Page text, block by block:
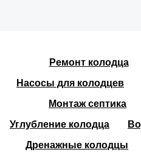
Ремонт колодца
Насосы для колодцев
Монтаж септика
Углубление колодца
Дренажные колодцы